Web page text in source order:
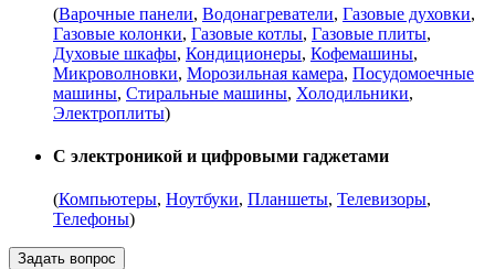
(Варочные панели, Водонагреватели, Газовые духовки,
Газовые колонки, Газовые котлы, Газовые плиты,
Духовые шкафы, Кондиционеры, Кофемашины,
Микроволновки, Морозильная камера, Посудомоечные
машины, Стиральные машины, Холодильники,
Электроплиты)
С электроникой и цифровыми гаджетами
(Компьютеры, Ноутбуки, Планшеты, Телевизоры,
Телефоны)
Задать вопрос